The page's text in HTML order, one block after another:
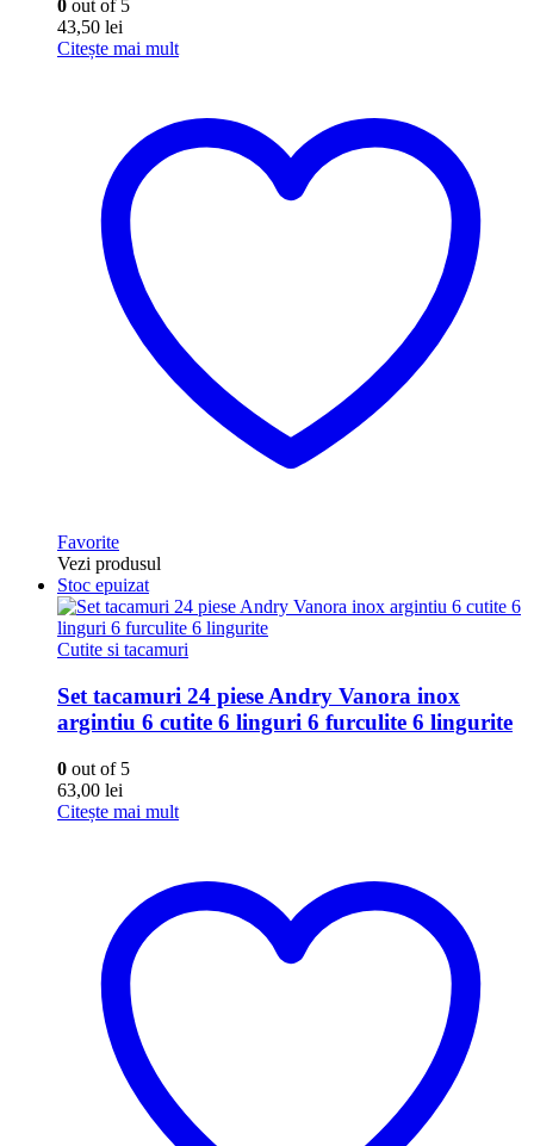
0 out of 5
43,50 lei
Citește mai mult
Favorite
Vezi produsul
Stoc epuizat
Cutite si tacamuri
Set tacamuri 24 piese Andry Vanora inox
argintiu 6 cutite 6 linguri 6 furculite 6 lingurite
0 out of 5
63,00 lei
Citește mai mult